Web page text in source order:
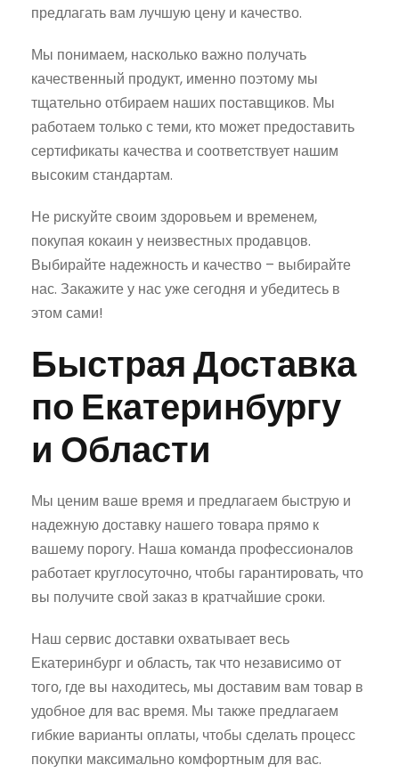
предлагать вам лучшую цену и качество.
Мы понимаем, насколько важно получать
качественный продукт, именно поэтому мы
тщательно отбираем наших поставщиков. Мы
работаем только с теми, кто может предоставить
сертификаты качества и соответствует нашим
высоким стандартам.
Не рискуйте своим здоровьем и временем,
покупая кокаин у неизвестных продавцов.
Выбирайте надежность и качество – выбирайте
нас. Закажите у нас уже сегодня и убедитесь в
этом сами!
Быстрая Доставка
по Екатеринбургу
и Области
Мы ценим ваше время и предлагаем быструю и
надежную доставку нашего товара прямо к
вашему порогу. Наша команда профессионалов
работает круглосуточно, чтобы гарантировать, что
вы получите свой заказ в кратчайшие сроки.
Наш сервис доставки охватывает весь
Екатеринбург и область, так что независимо от
того, где вы находитесь, мы доставим вам товар в
удобное для вас время. Мы также предлагаем
гибкие варианты оплаты, чтобы сделать процесс
покупки максимально комфортным для вас.